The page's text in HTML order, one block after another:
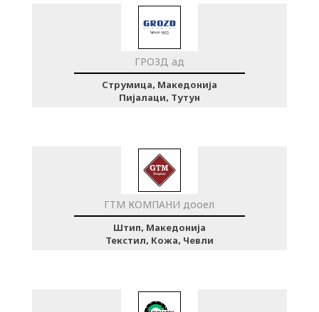
ГРОЗД ад
Струмица, Македонија
Пијалаци, Тутун
ГТМ КОМПАНИ дооел
Штип, Македонија
Текстил, Кожа, Чевли